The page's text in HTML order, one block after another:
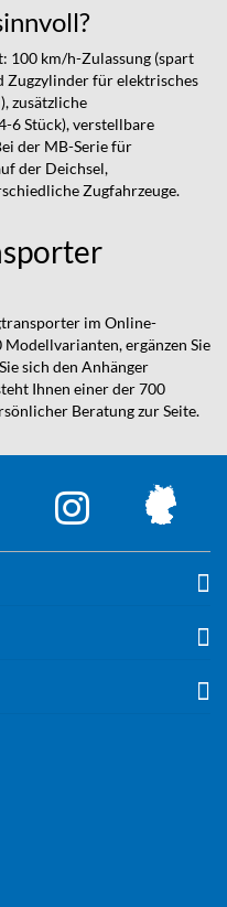
100 km/h-Zulassung (spart
Zugzylinder für elektrisches
zusätzliche
6 Stück), verstellbare
der MB-Serie für
der Deichsel,
Zugfahrzeuge.
im Online-
ergänzen Sie
sich den Anhänger
Ihnen einer der 700
Beratung zur Seite.